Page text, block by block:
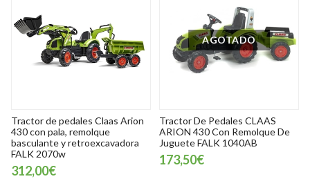
Tractor de pedales Claas Arion
430 con pala, remolque
basculante y retroexcavadora
FALK 2070w
312,00€
AGOTADO
Tractor De Pedales CLAAS
ARION 430 Con Remolque De
Juguete FALK 1040AB
173,50€